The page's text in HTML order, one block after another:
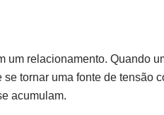
relacionamento. Quando
tornar uma fonte de tensão
acumulam.